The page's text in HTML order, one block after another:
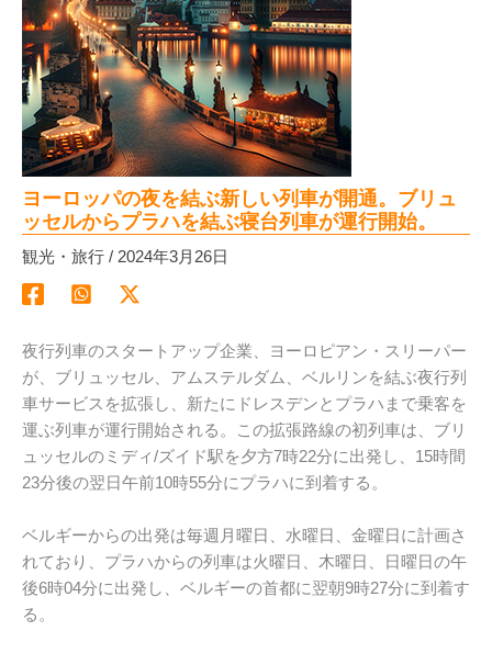
ヨーロッパの夜を結ぶ新しい列車が開通。ブリュ
ッセルからプラハを結ぶ寝台列車が運行開始。
観光・旅行 / 2024年3月26日
夜行列車のスタートアップ企業、ヨーロピアン・スリーパー
が、ブリュッセル、アムステルダム、ベルリンを結ぶ夜行列
車サービスを拡張し、新たにドレスデンとプラハまで乗客を
運ぶ列車が運行開始される。この拡張路線の初列車は、ブリ
ュッセルのミディ/ズイド駅を夕方7時22分に出発し、15時間
23分後の翌日午前10時55分にプラハに到着する。
ベルギーからの出発は毎週月曜日、水曜日、金曜日に計画さ
れており、プラハからの列車は火曜日、木曜日、日曜日の午
後6時04分に出発し、ベルギーの首都に翌朝9時27分に到着す
る。